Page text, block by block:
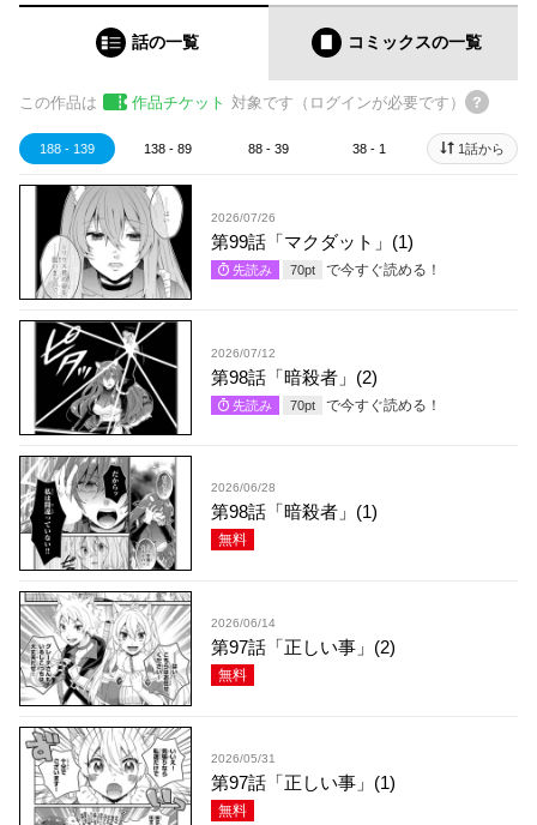
話の一覧 コミックスの一覧
この作品は 作品チケット 対象です（ログインが必要です）
188 - 139 138 - 89 88 - 39 38 - 1 1話から
2026/07/26
第99話「マクダット」(1)
先読み 70pt で今すぐ読める！
2026/07/12
第98話「暗殺者」(2)
先読み 70pt で今すぐ読める！
2026/06/28
第98話「暗殺者」(1)
無料
2026/06/14
第97話「正しい事」(2)
無料
2026/05/31
第97話「正しい事」(1)
無料